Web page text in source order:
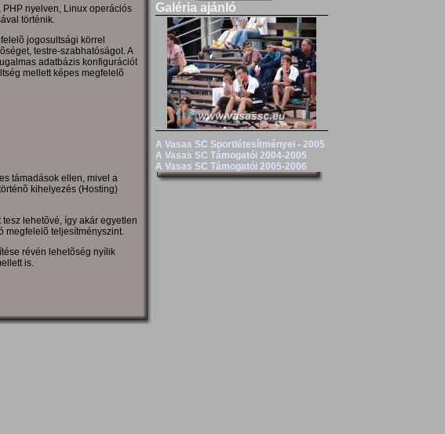
nyelven, Linux operációs
történik.
jogosultsági körrel
testre-szabhatóságot. A
adatbázis konfigurációt
mellett képes megfelelõ
támadások ellen, mivel a
kihelyezés (Hosting)
lehetõvé, így akár egyetlen
megfelelõ teljesítményszint.
révén lehetõség nyílik
is.
Galéria ajánló
A Vasas SC Sportlétesítményei - 2005
A Vasas SC Támogatói 2004-2005
A Vasas SC Támogatói 2005-2006